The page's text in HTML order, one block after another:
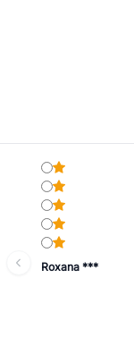
Roxana ***